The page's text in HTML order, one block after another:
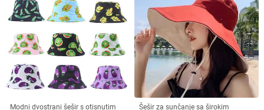
Modni dvostrani šešir s otisnutim
Šešir za sunčanje sa širokim